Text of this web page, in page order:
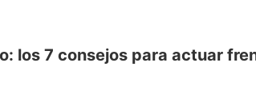
los 7 consejos para actuar